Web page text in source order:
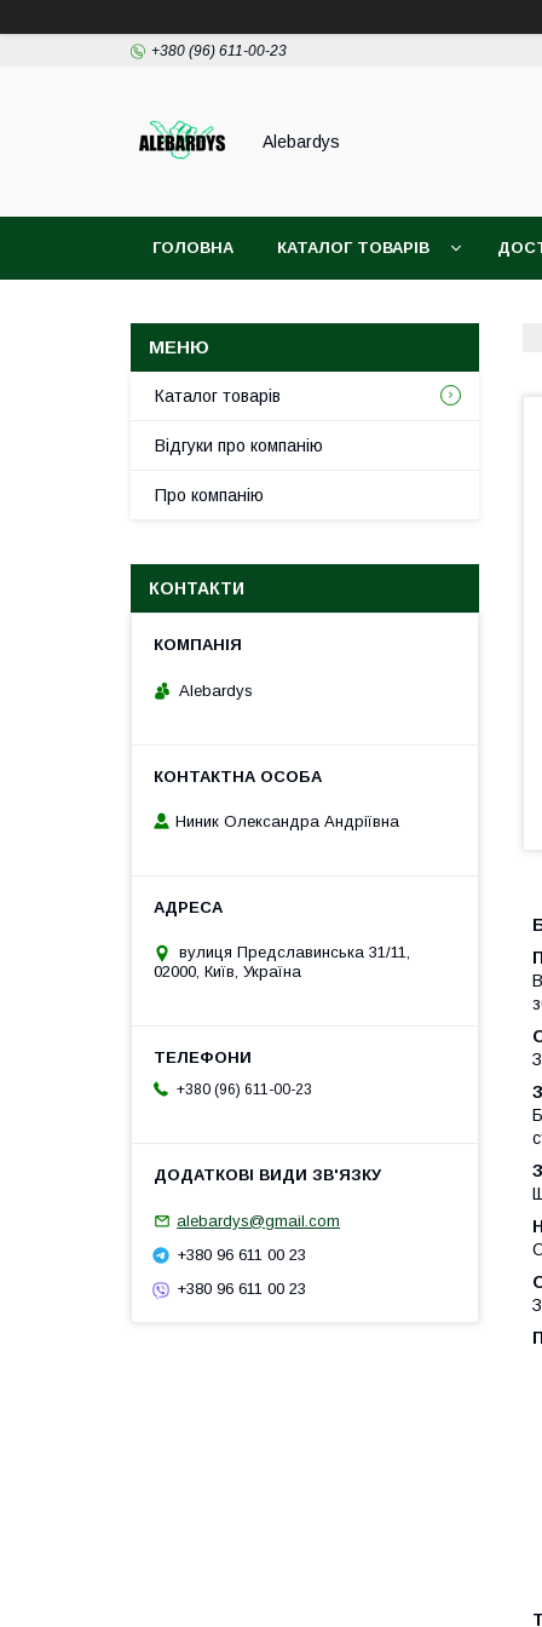
+380 (96) 611-00-23
Alebardys
ГОЛОВНА КАТАЛОГ ТОВАРІВ
Каталог товарів
Відгуки про компанію
Про компанію
КОНТАКТИ
Alebardys
Ниник Олександра Андріївна
вулиця Предславинська 31/11,
02000, Київ, Україна
+380 (96) 611-00-23
alebardys@gmail.com
+380 96 611 00 23
+380 96 611 00 23